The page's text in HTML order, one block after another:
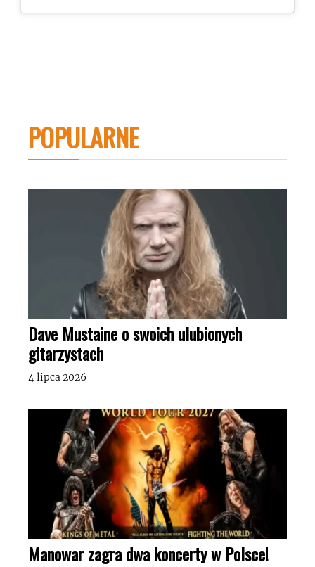
POPULARNE
Dave Mustaine o swoich ulubionych
gitarzystach
4 lipca 2026
Manowar zagra dwa koncerty w Polsce!